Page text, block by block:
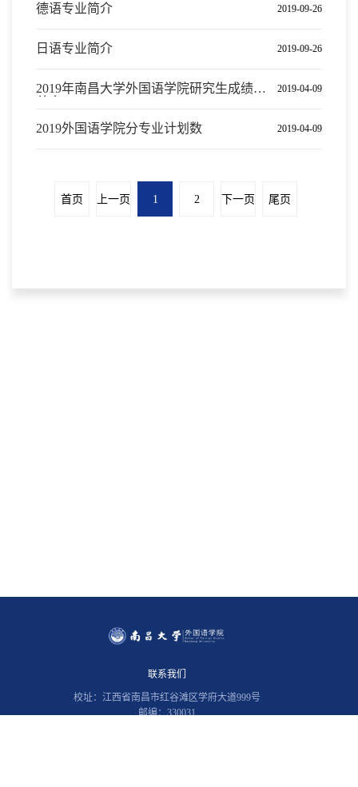
德语专业简介 2019-09-26
日语专业简介 2019-09-26
2019年南昌大学外国语学院研究生成绩汇
2019-04-09
2019外国语学院分专业计划数 2019-04-09
首页 上一页 1 2 下一页 尾页
联系我们
校址：江西省南昌市红谷滩区学府大道999号
邮编：330031